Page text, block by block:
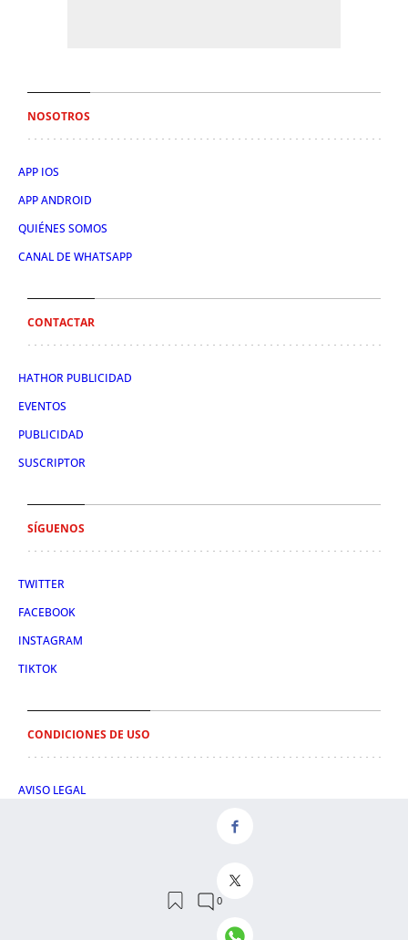
NOSOTROS
APP IOS
APP ANDROID
QUIÉNES SOMOS
CANAL DE WHATSAPP
CONTACTAR
HATHOR PUBLICIDAD
EVENTOS
PUBLICIDAD
SUSCRIPTOR
SÍGUENOS
TWITTER
FACEBOOK
INSTAGRAM
TIKTOK
CONDICIONES DE USO
AVISO LEGAL